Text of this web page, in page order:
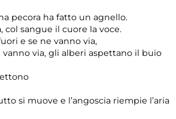
pecora ha fatto un agnello.
col sangue il cuore la voce.
e se ne vanno via,
vanno via, gli alberi aspettano il buio
si muove e l’angoscia riempie l’aria